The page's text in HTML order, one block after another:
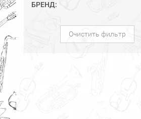
БРЕНД:
Очистить фильтр